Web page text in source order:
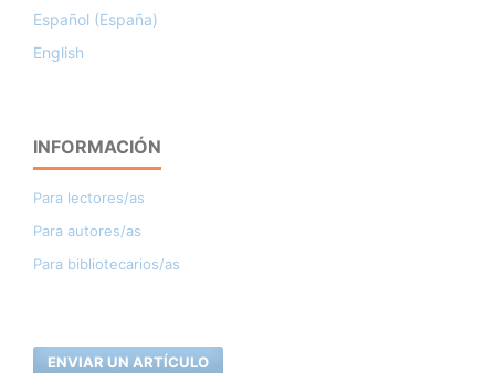
Español (España)
English
INFORMACIÓN
Para lectores/as
Para autores/as
Para bibliotecarios/as
ENVIAR UN ARTÍCULO